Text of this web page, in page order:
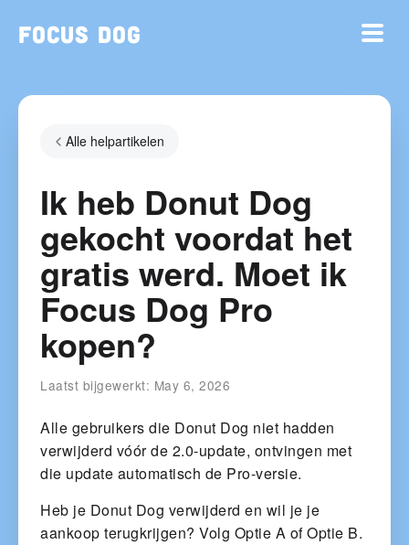
Focus Dog
Alle helpartikelen
Ik heb Donut Dog
gekocht voordat het
gratis werd. Moet ik
Focus Dog Pro
kopen?
Laatst bijgewerkt: May 6, 2026
Alle gebruikers die Donut Dog niet hadden
verwijderd vóór de 2.0-update, ontvingen met
die update automatisch de Pro-versie.
Heb je Donut Dog verwijderd en wil je je
aankoop terugkrijgen? Volg Optie A of Optie B.